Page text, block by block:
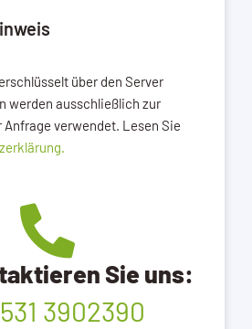
über den Server
werden ausschließlich zur
verwendet. Lesen Sie
Sie uns:
3902390